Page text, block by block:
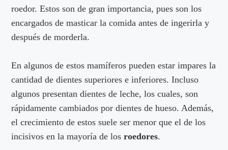
roedor. Estos son de gran importancia, pues son los
encargados de masticar la comida antes de ingerirla y
después de morderla.
En algunos de estos mamíferos pueden estar impares la
cantidad de dientes superiores e inferiores. Incluso
algunos presentan dientes de leche, los cuales, son
rápidamente cambiados por dientes de hueso. Además,
el crecimiento de estos suele ser menor que el de los
incisivos en la mayoría de losroedores.